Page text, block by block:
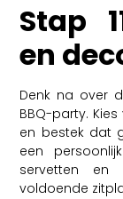
Stap
en
Denk na over
BBQ-party.
en bestek dat
een
servetten en
voldoende